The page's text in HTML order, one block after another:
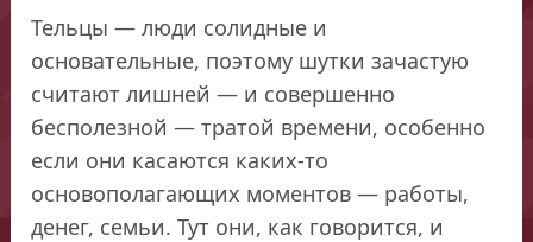
Тельцы — люди солидные и
основательные, поэтому шутки зачастую
считают лишней — и совершенно
бесполезной — тратой времени, особенно
если они касаются каких-то
основополагающих моментов — работы,
денег, семьи. Тут они, как говорится, и